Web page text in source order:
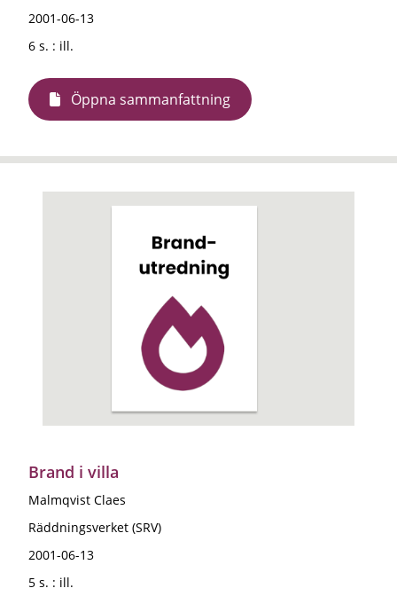
2001-06-13
6 s. : ill.
Öppna sammanfattning
Brand i villa
Malmqvist Claes
Räddningsverket (SRV)
2001-06-13
5 s. : ill.